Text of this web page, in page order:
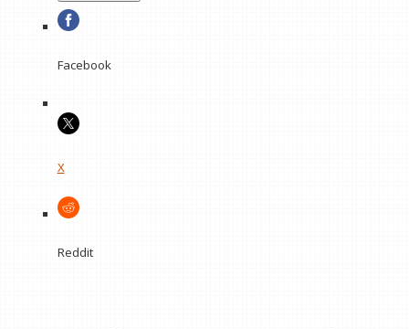
Facebook
X
Reddit